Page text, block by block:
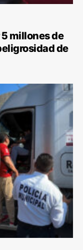
millones de
de